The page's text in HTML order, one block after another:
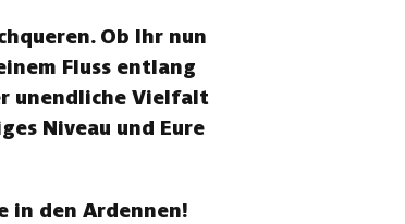
Ob Ihr nun
Fluss entlang
unendliche Vielfalt
Niveau und Eure
in den Ardennen!